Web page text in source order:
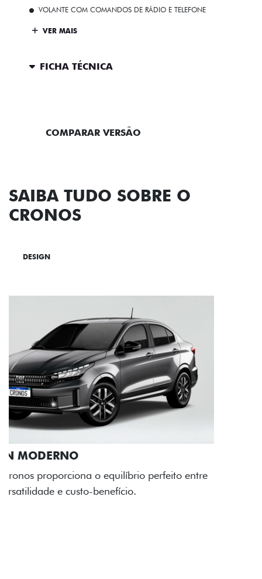
VOLANTE COM COMANDOS DE RÁDIO E TELEFONE
VER MAIS
FICHA TÉCNICA
COMPARAR VERSÃO
SAIBA TUDO SOBRE O
CRONOS
DESIGN
RODAS DE LIGA-LEVE
As rodas de liga leve com desenho dinâmico e
acabamento diamantado elevam o estilo do Fiat